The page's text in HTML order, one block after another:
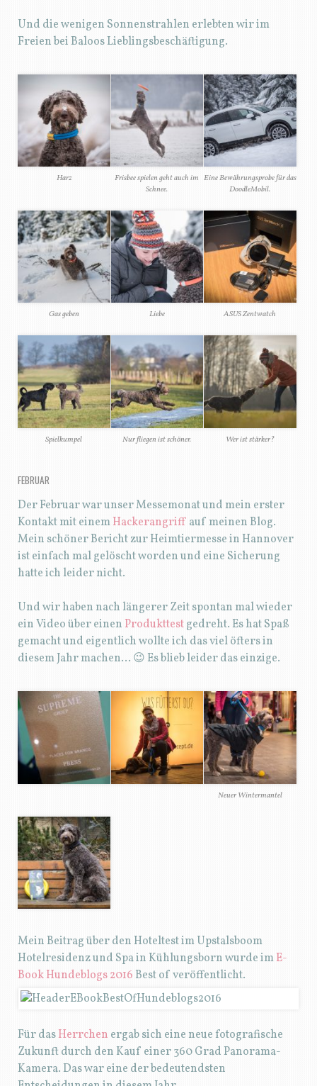
Und die wenigen Sonnenstrahlen erlebten wir im
Freien bei Baloos Lieblingsbeschäftigung.
Harz
Frisbee spielen geht auch im
Schnee.
Eine Bewährungsprobe für das
DoodleMobil.
Gas geben Liebe ASUS Zentwatch
Spielkumpel Nur fliegen ist schöner. Wer ist stärker?
FEBRUAR
Der Februar war unser Messemonat und mein erster
Kontakt mit einemHackerangriff auf meinen Blog.
Mein schöner Bericht zur Heimtiermesse in Hannover
ist einfach mal gelöscht worden und eine Sicherung
hatte ich leider nicht.
Und wir haben nach längerer Zeit spontan mal wieder
ein Video über einen Produkttestgedreht. Es hat Spaß
gemacht und eigentlich wollte ich das viel öfters in
diesem Jahr machen… 😉 Es blieb leider das einzige.
Neuer Wintermantel
Mein Beitrag über den Hoteltest im Upstalsboom
Hotelresidenz und Spa in Kühlungsborn wurde imE-
BookHundeblogs 2016 Best of veröffentlicht.
Für dasHerrchen ergab sich eine neue fotografische
Zukunft durch den Kauf einer 360 Grad Panorama-
Kamera. Das war eine der bedeutendsten